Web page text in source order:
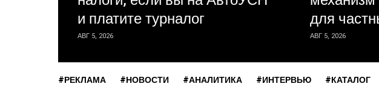
и платите турналог
АВГ 5, 2026
для
АВГ 5, 2026
#РЕКЛАМА #НОВОСТИ #АНАЛИТИКА #ИНТЕРВЬЮ #КАТАЛОГ